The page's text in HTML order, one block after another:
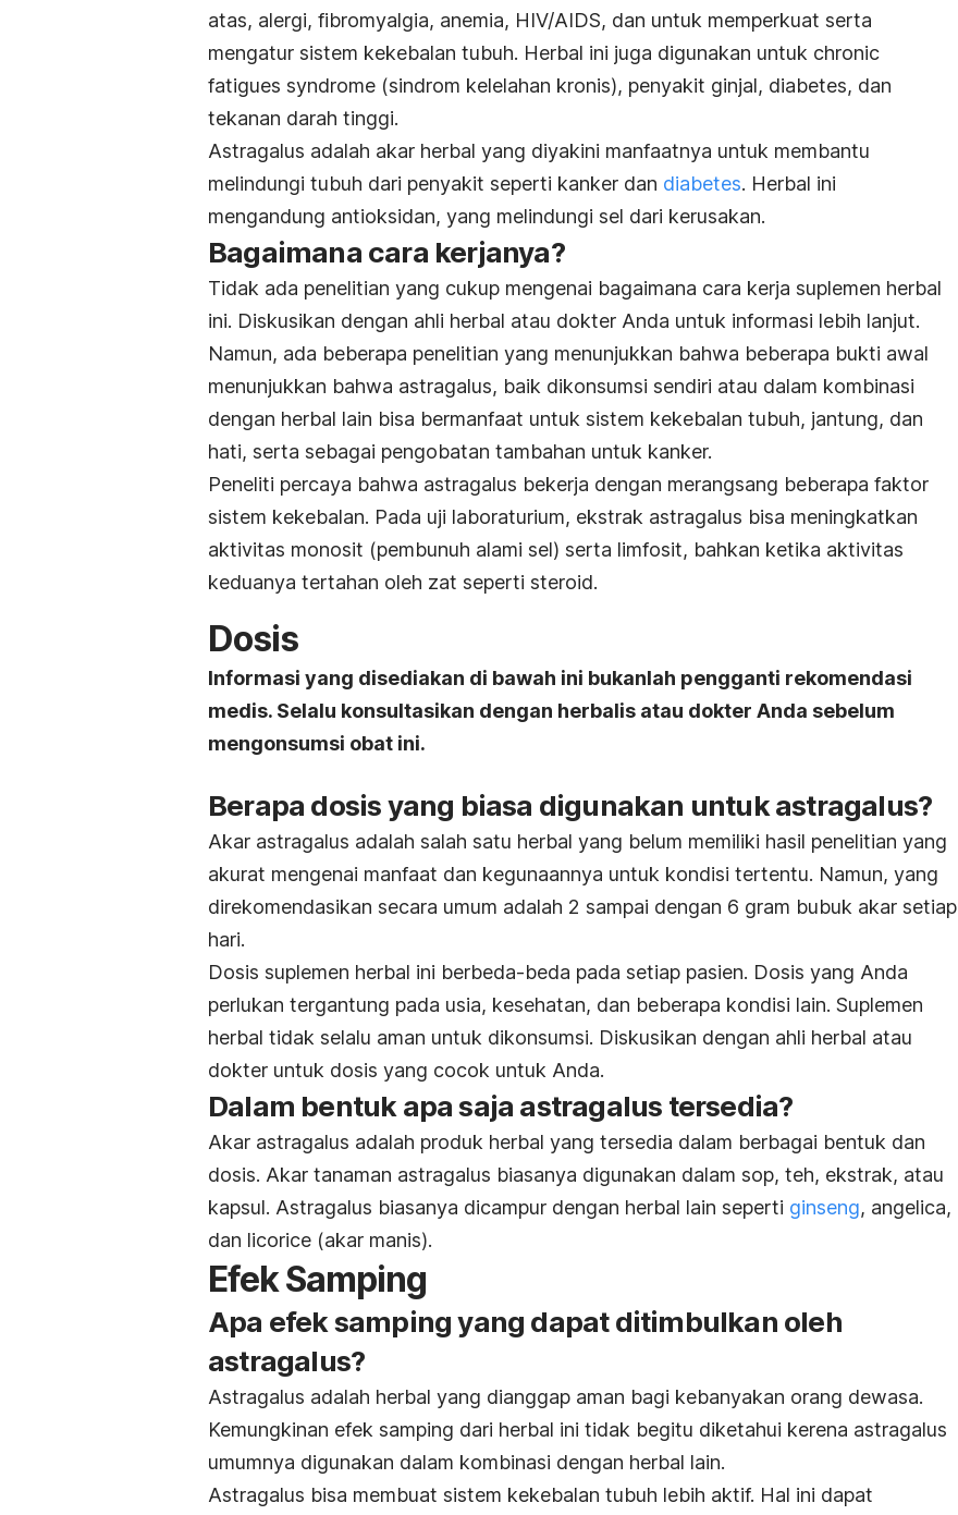
atas, alergi, fibromyalgia, anemia, HIV/AIDS, dan untuk memperkuat serta
mengatur sistem kekebalan tubuh. Herbal ini juga digunakan untuk chronic
fatigues syndrome (sindrom kelelahan kronis), penyakit ginjal, diabetes, dan
tekanan darah tinggi.
Astragalus adalah akar herbal yang diyakini manfaatnya untuk membantu
melindungi tubuh dari penyakit seperti kanker dan diabetes. Herbal ini
mengandung antioksidan, yang melindungi sel dari kerusakan.
Bagaimana cara kerjanya?
Tidak ada penelitian yang cukup mengenai bagaimana cara kerja suplemen herbal
ini. Diskusikan dengan ahli herbal atau dokter Anda untuk informasi lebih lanjut.
Namun, ada beberapa penelitian yang menunjukkan bahwa beberapa bukti awal
menunjukkan bahwa astragalus, baik dikonsumsi sendiri atau dalam kombinasi
dengan herbal lain bisa bermanfaat untuk sistem kekebalan tubuh, jantung, dan
hati, serta sebagai pengobatan tambahan untuk kanker.
Peneliti percaya bahwa astragalus bekerja dengan merangsang beberapa faktor
sistem kekebalan. Pada uji laboraturium, ekstrak astragalus bisa meningkatkan
aktivitas monosit (pembunuh alami sel) serta limfosit, bahkan ketika aktivitas
keduanya tertahan oleh zat seperti steroid.
Dosis
Informasi yang disediakan di bawah ini bukanlah pengganti rekomendasi
medis. Selalu konsultasikan dengan herbalis atau dokter Anda sebelum
mengonsumsi obat ini.
Berapa dosis yang biasa digunakan untuk astragalus?
Akar astragalus adalah salah satu herbal yang belum memiliki hasil penelitian yang
akurat mengenai manfaat dan kegunaannya untuk kondisi tertentu. Namun, yang
direkomendasikan secara umum adalah 2 sampai dengan 6 gram bubuk akar setiap
hari.
Dosis suplemen herbal ini berbeda-beda pada setiap pasien. Dosis yang Anda
perlukan tergantung pada usia, kesehatan, dan beberapa kondisi lain. Suplemen
herbal tidak selalu aman untuk dikonsumsi. Diskusikan dengan ahli herbal atau
dokter untuk dosis yang cocok untuk Anda.
Dalam bentuk apa saja astragalus tersedia?
Akar astragalus adalah produk herbal yang tersedia dalam berbagai bentuk dan
dosis. Akar tanaman astragalus biasanya digunakan dalam sop, teh, ekstrak, atau
kapsul. Astragalus biasanya dicampur dengan herbal lain seperti ginseng, angelica,
dan licorice (akar manis).
Efek Samping
Apa efek samping yang dapat ditimbulkan oleh
astragalus?
Astragalus adalah herbal yang dianggap aman bagi kebanyakan orang dewasa.
Kemungkinan efek samping dari herbal ini tidak begitu diketahui kerena astragalus
umumnya digunakan dalam kombinasi dengan herbal lain.
Astragalus bisa membuat sistem kekebalan tubuh lebih aktif. Hal ini dapat